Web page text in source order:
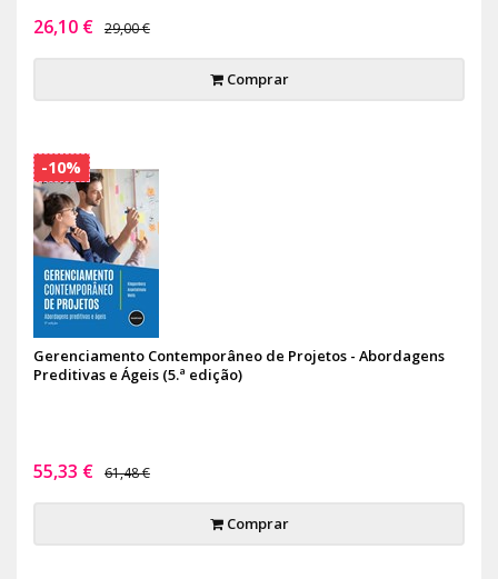
26,10 € 29,00 €
Comprar
Gerenciamento Contemporâneo de Projetos - Abordagens
Preditivas e Ágeis (5.ª edição)
55,33 € 61,48 €
Comprar
-10%